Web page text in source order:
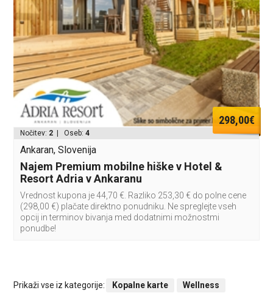
298,00€
Nočitev: 2 | Oseb:4
Ankaran, Slovenija
Najem Premium mobilne hiške v Hotel &
Resort Adria v Ankaranu
Vrednost kupona je 44,70 €. Razliko 253,30 € do polne cene
(298,00 €) plačate direktno ponudniku. Ne spreglejte vseh
opcij in terminov bivanja med dodatnimi možnostmi
ponudbe!
Prikaži vse iz kategorije: Kopalne karte
Wellness